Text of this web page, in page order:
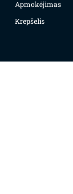
Apmokėjimas
Krepšelis